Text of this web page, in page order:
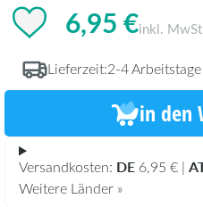
6,95 €inkl.
Lieferzeit:2-4 Arbeitstage
in den
Versandkosten: DE 6,95 € |
Weitere Länder »